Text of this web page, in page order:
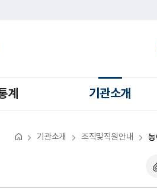
계 기관소개
기관소개 조직및직원안내